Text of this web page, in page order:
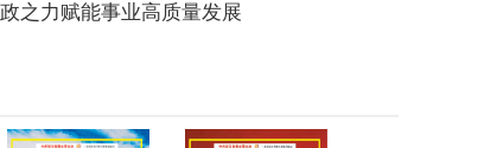
之力赋能事业高质量发展